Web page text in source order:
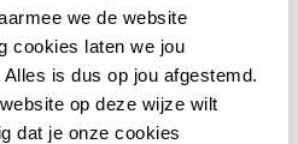
we de website
cookies laten we jou
is dus op jou afgestemd.
op deze wijze wilt
dat je onze cookies